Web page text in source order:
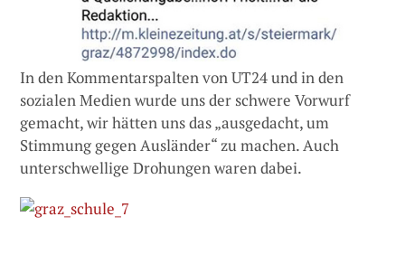
In den Kommentarspalten von UT24 und in den
sozialen Medien wurde uns der schwere Vorwurf
gemacht, wir hätten uns das „ausgedacht, um
Stimmung gegen Ausländer“ zu machen. Auch
unterschwellige Drohungen waren dabei.